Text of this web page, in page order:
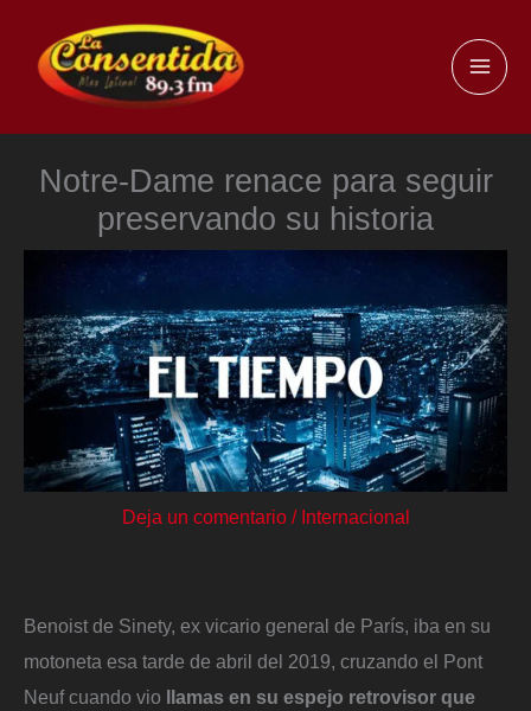
contenido
Notre-Dame renace para seguir
preservando su historia
Deja un comentario / Internacional
Benoist de Sinety, ex vicario general de París, iba en su
motoneta esa tarde de abril del 2019, cruzando el Pont
Neuf cuando vio llamas en su espejo retrovisor que